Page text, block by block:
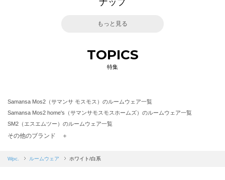
ナップ
もっと見る
TOPICS
特集
Samansa Mos2（サマンサ モスモス）のルームウェア一覧
Samansa Mos2 home's（サマンサモスモスホームズ）のルームウェア一覧
SM2（エスエムツー）のルームウェア一覧
TSUHARU by Samansa Mos2（ツハルバイサマンサモスモス）のルームウェア一覧
Samansa Mos2 blue（サマンサモスモス ブルー）のルームウェア一覧
その他のブランド ＋
Wpc. ルームウェア ホワイト/白系